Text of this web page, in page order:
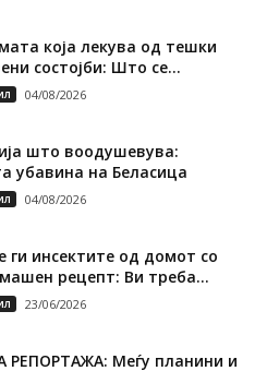
која лекува од тешки
состојби: Што се...
04/08/2026
што воодушевува:
убавина на Беласица
04/08/2026
ги инсектите од домот со
рецепт: Ви треба...
23/06/2026
РЕПОРТАЖА: Меѓу планини и